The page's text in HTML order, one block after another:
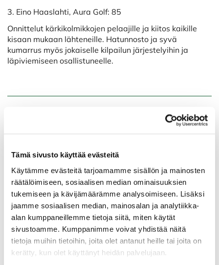
Tämä sivusto käyttää evästeitä
Käytämme evästeitä tarjoamamme sisällön ja mainosten
räätälöimiseen, sosiaalisen median ominaisuuksien
tukemiseen ja kävijämäärämme analysoimiseen. Lisäksi
jaamme sosiaalisen median, mainosalan ja analytiikka-
alan kumppaneillemme tietoja siitä, miten käytät
sivustoamme. Kumppanimme voivat yhdistää näitä
tietoja muihin tietoihin, joita olet antanut heille tai joita on
kerätty, kun olet käyttänyt heidän palvelujaan.
3. Eino Haaslahti, Aura Golf: 85
Onnittelut kärkikolmikkojen pelaajille ja kiitos kaikille
kisaan mukaan lähteneille. Hatunnosto ja syvä
kumarrus myös jokaiselle kilpailun järjestelyihin ja
läpiviemiseen osallistuneelle.
Alkanut viikko tarjoaa muutaman mielenkiintoisen
nyt maanataille on varattu kauden ensimmäiset naisten
pelivuorot - klo 17:30, 17:40 ja 17:50 - jolloin
naistoimikunnan jäsenet ovat opastamassa RG:n
ladygolffareita. Tämä on erinomainen keino saada
uusia pelikavereita ja tutustua seuramme muihin
naispelaajiin, joten ei muuta suurin joukoin mukaan.
Tarvittaessa lähtöjä pyritään lisäämään, jos tilanne sen
vaatii. Mikäli et pääse tänään pelaamaan, niin
vastaavia iltoja järjestetään myös 13.6. / 11.7. / 15.8. ja